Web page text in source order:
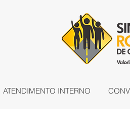
ATENDIMENTO INTERNO